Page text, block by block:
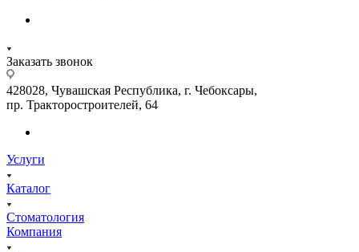
Заказать звонок
428028, Чувашская Республика, г. Чебоксары,
пр. Тракторостроителей, 64
Услуги
Каталог
Стоматология
Компания